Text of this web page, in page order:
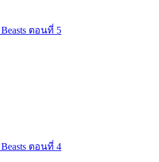
Beasts ตอนที่ 5
Beasts ตอนที่ 4